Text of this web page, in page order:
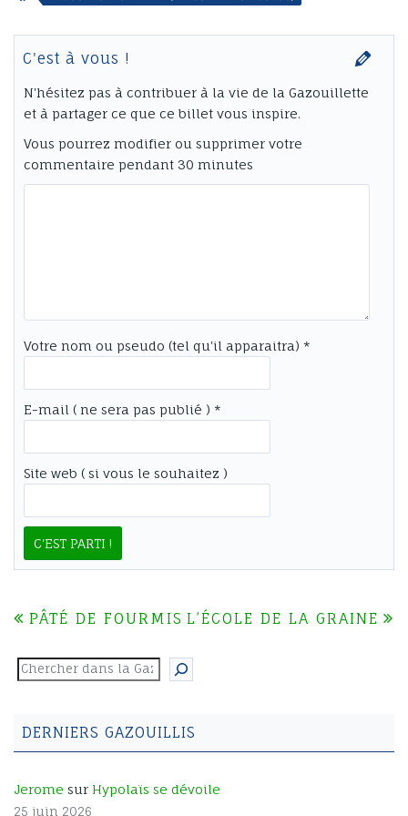
partage probablement le nid avec
C'est à vous !
N'hésitez pas à contribuer à la vie de la Gazouillette
et à partager ce que ce billet vous inspire.
Vous pourrez modifier ou supprimer votre
commentaire pendant 30 minutes
Votre nom ou pseudo (tel qu'il apparaitra) *
E-mail ( ne sera pas publié ) *
Site web ( si vous le souhaitez )
DE
L’ARTICLE
PÂTÉ DE FOURMIS L’ÉCOLE DE LA GRAINE
Rechercher
DERNIERS GAZOUILLIS
Jerome sur Hypolaïs se dévoile
25 juin 2026